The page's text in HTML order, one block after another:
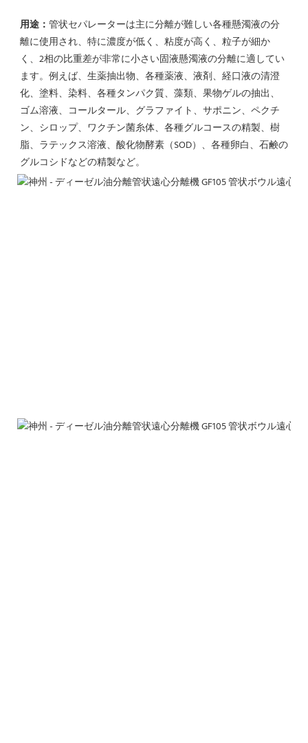
用途： 管状セパレーターは主に分離が難しい各種懸濁液の分
離に使用され、特に濃度が低く、粘度が高く、粒子が細か
く、2相の比重差が非常に小さい固液懸濁液の分離に適してい
ます。例えば、生薬抽出物、各種薬液、液剤、経口液の清澄
化、塗料、染料、各種タンパク質、藻類、果物ゲルの抽出、
ゴム溶液、コールタール、グラファイト、サポニン、ペクチ
ン、シロップ、ワクチン菌糸体、各種グルコースの精製、樹
脂、ラテックス溶液、酸化物酵素（SOD）、各種卵白、石鹸の
グルコシドなどの精製など。